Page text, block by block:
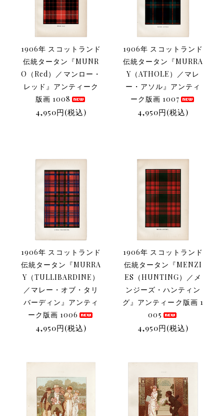
1906年 スコットランド
伝統タータン『MUNR
O（Red）／マンロー・
レッド』アンティーク
版画 1008
4,950円(税込)
1906年 スコットランド
伝統タータン『MURRA
Y（ATHOLE）／マレ
ー・アソル』アンティ
ーク版画 1007
4,950円(税込)
1906年 スコットランド
伝統タータン『MURRA
Y（TULLIBARDINE）
／マレー・オブ・タリ
バーディン』アンティ
ーク版画 1006
4,950円(税込)
1906年 スコットランド
伝統タータン『MENZI
ES（HUNTING）／メ
ンジーズ・ハンティン
グ』アンティーク版画 1
005
4,950円(税込)